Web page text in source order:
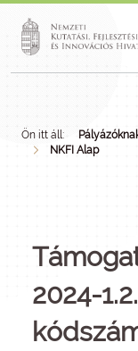
Ön itt áll:
NKFI Alap
2024-